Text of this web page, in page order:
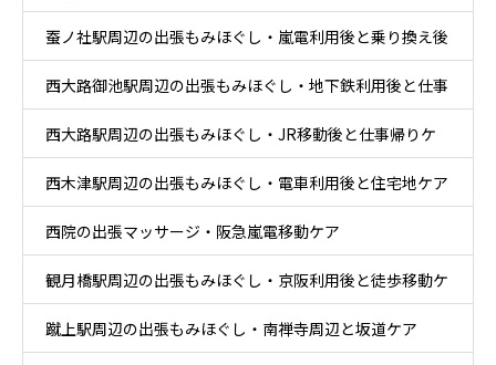
ア
蚕ノ社駅周辺の出張もみほぐし・嵐電利用後と乗り換え後
ケア
西大路御池駅周辺の出張もみほぐし・地下鉄利用後と仕事
帰りケア
西大路駅周辺の出張もみほぐし・JR移動後と仕事帰りケ
ア
西木津駅周辺の出張もみほぐし・電車利用後と住宅地ケア
西院の出張マッサージ・阪急嵐電移動ケア
観月橋駅周辺の出張もみほぐし・京阪利用後と徒歩移動ケ
ア
蹴上駅周辺の出張もみほぐし・南禅寺周辺と坂道ケア